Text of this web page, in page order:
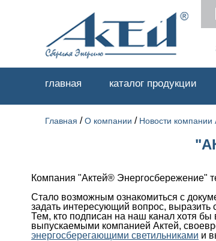
главная каталог продукции
Главная /О компании / Новости компании
Компания "Актей® Энергосбережение"
Стало возможным ознакомиться с
задать интересующий вопрос, выразить
Тем, кто подписан на наш канал хотя
выпускаемыми компанией Актей,
энергосберегающими светильниками и